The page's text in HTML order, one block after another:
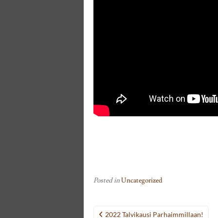
Posted inUncategorized
Post
2022 Talvikausi Parhaimmillaan!